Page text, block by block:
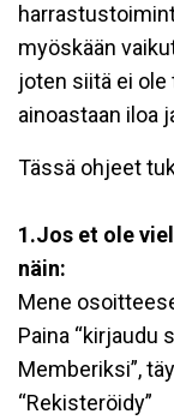
myöskään
joten siitä ei ole
ainoastaan iloa
Tässä ohjeet
1.Jos et ole
näin:
Mene
Paina “kirjaudu
Memberiksi”,
“Rekisteröidy”